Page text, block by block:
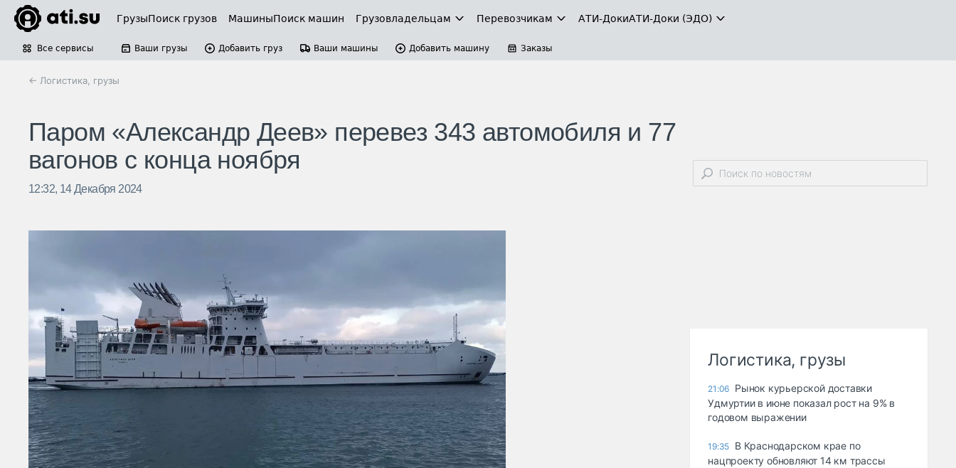
ГрузыПоиск грузов МашиныПоиск машин Грузовладельцам Перевозчикам АТИ-ДокиАТИ-Доки (ЭДО)
Все сервисы Ваши грузы Добавить груз Ваши машины Добавить машину Заказы
← Логистика, грузы
Паром «Александр Деев» перевез 343 автомобиля и 77
вагонов с конца ноября
12:32, 14 Декабря 2024
Логистика, грузы
21:06 Рынок курьерской доставки
Удмуртии в июне показал рост на 9% в
годовом выражении
19:35 В Краснодарском крае по
нацпроекту обновляют 14 км трассы